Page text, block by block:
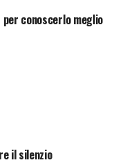
conoscerlo meglio
il silenzio